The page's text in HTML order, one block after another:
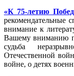
«К 75-летию
рекомендательные
внимание к
Вашему вниманию
судьба
Отечественной
войне, о детях